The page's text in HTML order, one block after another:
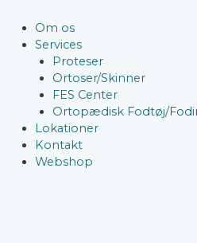
Om os
Services
Proteser
Ortoser/Skinner
FES Center
Ortopædisk Fodtøj/
Lokationer
Kontakt
Webshop